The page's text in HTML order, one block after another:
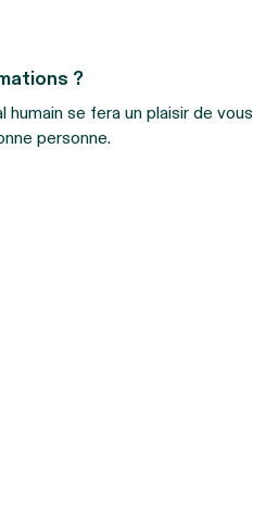
?
humain se fera un plaisir de vous
personne.